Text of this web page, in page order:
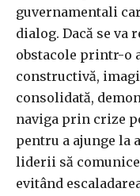
guvernamentali
dialog. Dacă se va
obstacole printr-o
constructivă,
consolidată,
naviga prin crize
pentru a ajunge la
liderii să
evitând